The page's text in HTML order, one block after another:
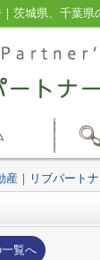
茨城県、千葉
産｜リブパート
覧へ